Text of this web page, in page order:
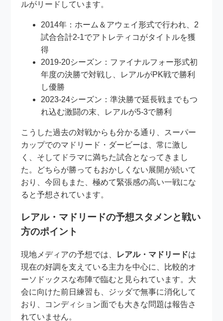
ルがリードしています。
2014年：ホーム＆アウェイ形式で行われ、2
試合合計2-1でアトレティコがタイトルを獲
得
2019-20シーズン：ファイナルフォー形式初
年度の決勝で対戦し、レアルがPK戦で勝利
し優勝
2023-24シーズン：準決勝で延長戦までもつ
れ込む激闘の末、レアルが5-3で勝利
こうした過去の対戦からも分かる通り、スーパー
カップでのマドリード・ダービーは、常に激し
く、そしてドラマに満ちた試合となってきまし
た。どちらが勝ってもおかしくない展開が続いて
おり、今回もまた、極めて緊張感の高い一戦にな
ると予想されています。
レアル・マドリードの予想スタメンと戦い
方のポイント
現地メディアの予想では、 レアル・マドリードは
現在の好調を支えている主力を中心に、比較的オ
ーソドックスな布陣で臨むと見られています。大
会に向けた前日練習も、ジッダで無事に消化して
おり、コンディション面でも大きな問題は報告さ
れていません。